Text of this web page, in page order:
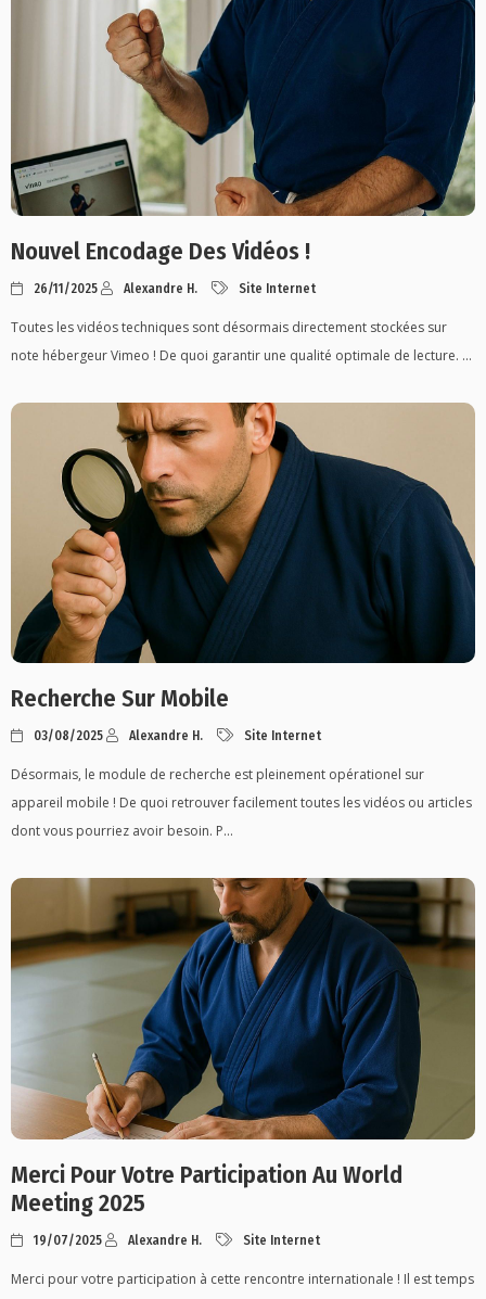
Nouvel Encodage Des Vidéos !
26/11/2025 Alexandre H. Site Internet
Toutes les vidéos techniques sont désormais directement stockées sur
note hébergeur Vimeo ! De quoi garantir une qualité optimale de lecture. ...
Recherche Sur Mobile
03/08/2025 Alexandre H. Site Internet
Désormais, le module de recherche est pleinement opérationel sur
appareil mobile ! De quoi retrouver facilement toutes les vidéos ou articles
dont vous pourriez avoir besoin. P...
Merci Pour Votre Participation Au World
Meeting 2025
19/07/2025 Alexandre H. Site Internet
Merci pour votre participation à cette rencontre internationale ! Il est temps